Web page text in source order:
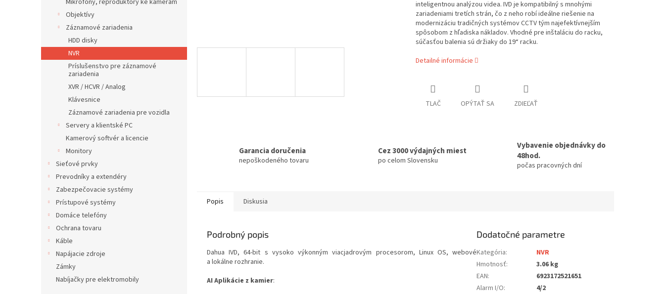
Mikrofóny, reproduktory ke kamerám
Objektívy
Záznamové zariadenia
HDD disky
NVR
Príslušenstvo pre záznamové
zariadenia
XVR / HCVR / Analog
Klávesnice
Záznamové zariadenia pre vozidla
Servery a klientské PC
Kamerový softvér a licencie
Monitory
Sieťové prvky
Prevodníky a extendéry
Zabezpečovacie systémy
Prístupové systémy
Domáce telefóny
Ochrana tovaru
Káble
Napájacie zdroje
Zámky
Nabíjačky pre elektromobily
inteligentnou analýzou videa. IVD je kompatibilný s mnohými
zariadeniami tretích strán, čo z neho robí ideálne riešenie na
modernizáciu tradičných systémov CCTV tým najefektívnejším
spôsobom z hľadiska nákladov. Vhodné pre inštaláciu do racku,
súčasťou balenia sú držiaky do 19“ racku.
Detailné informácie
TLAČ OPÝTAŤ SA ZDIEĽAŤ
Garancia doručenia
nepoškodeného tovaru
Cez 3000 výdajných miest
po celom Slovensku
Vybavenie objednávky do
48hod.
počas pracovných dní
Popis Diskusia
Podrobný popis
Dahua IVD, 64-bit s vysoko výkonným viacjadrovým procesorom, Linux OS, webové
a lokálne rozhranie.
AI Aplikácie z kamier:
Dodatočné parametre
Kategória:
NVR
Hmotnosť:
3.06 kg
EAN:
6923172521651
Alarm I/O:
4/2